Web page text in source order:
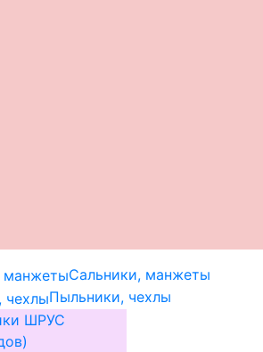
Сальники, манжеты
Пыльники, чехлы
ШРУС